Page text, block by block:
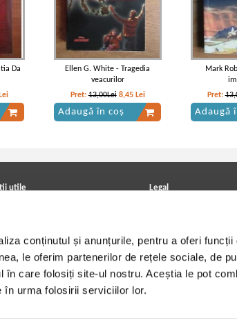
conținutul și anunțurile, pentru a oferi
le oferim partenerilor de rețele sociale, de
în care folosiți site-ul nostru. Aceștia le pot
în urma folosirii serviciilor lor.
Da
Lei
Ellen G. White - Tragedia
veacurilor
Pret:13,00Lei 8,45 Lei
Adaugă în coș
Mark
Pret:
Adaugă
utile
casete, CD/DVD
livrare
Legal
Termeni si conditii
Utilizare cookie-uri